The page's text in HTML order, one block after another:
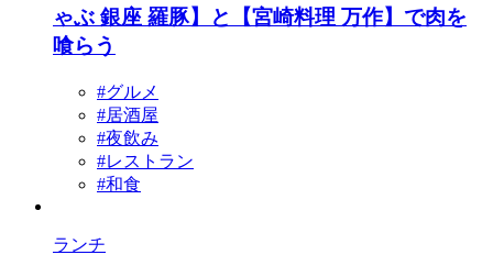
ゃぶ 銀座 羅豚】と【宮崎料理 万作】で肉を
喰らう
#グルメ
#居酒屋
#夜飲み
#レストラン
#和食
ランチ